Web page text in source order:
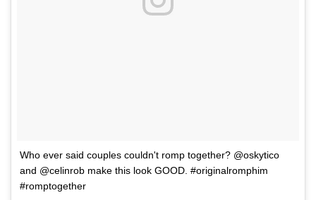
Who ever said couples couldn't romp together? @oskytico
and @celinrob make this look GOOD. #originalromphim
#romptogether